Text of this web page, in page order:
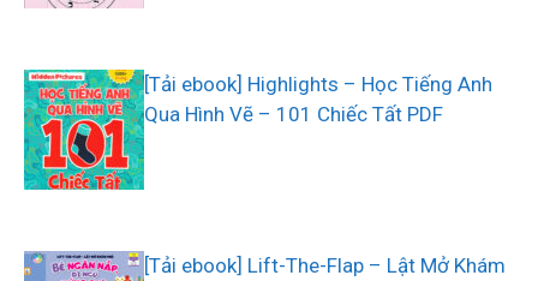
[Tải ebook] Highlights – Học Tiếng Anh
Qua Hình Vẽ – 101 Chiếc Tất PDF
[Tải ebook] Lift-The-Flap – Lật Mở Khám